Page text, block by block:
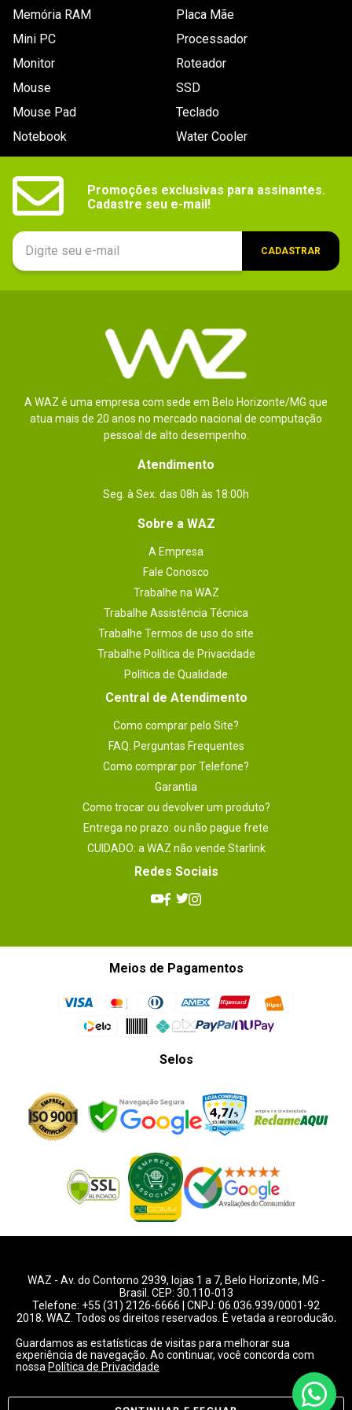
embalagem
Memória RAM
Mini PC
Monitor
Mouse
Mouse Pad
Notebook
Placa Mãe
Processador
Roteador
SSD
Teclado
Water Cooler
Promoções exclusivas para assinantes.
Cadastre seu e-mail!
CADASTRAR
A WAZ é uma empresa com sede em Belo Horizonte/MG que
atua mais de 20 anos no mercado nacional de computação
pessoal de alto desempenho.
Atendimento
Seg. à Sex. das 08h às 18:00h
Sobre a WAZ
A Empresa
Fale Conosco
Trabalhe na WAZ
Trabalhe Assistência Técnica
Trabalhe Termos de uso do site
Trabalhe Política de Privacidade
Política de Qualidade
Central de Atendimento
Como comprar pelo Site?
FAQ: Perguntas Frequentes
Como comprar por Telefone?
Garantia
Como trocar ou devolver um produto?
Entrega no prazo: ou não pague frete
CUIDADO: a WAZ não vende Starlink
Redes Sociais
Meios de Pagamentos
Selos
WAZ - Av. do Contorno 2939, lojas 1 a 7, Belo Horizonte, MG -
Brasil. CEP: 30.110-013
Telefone: +55 (31) 2126-6666 | CNPJ: 06.036.939/0001-92
2018, WAZ. Todos os direitos reservados. É vetada a reprodução,
Preços e condições de pagamentos válidos exclusivamente
para compras pelo website.
Guardamos as estatísticas de visitas para melhorar sua
experiência de navegação. Ao continuar, você concorda com
nossa Política de Privacidade